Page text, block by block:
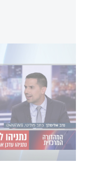
בניסיון לדחות את
נתניהו בעצם רוצה
החרדים דרך ראשי
יפזרו את הכנסת
שהחלטה בעניין
בקריאות
עוד זמן. עם זאת,
נמצאים במצב
לבית הרב לנדו.